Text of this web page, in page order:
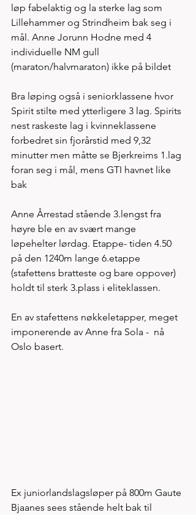
løp fabelaktig og la sterke lag som
Lillehammer og Strindheim bak seg i
mål. Anne Jorunn Hodne med 4
individuelle NM gull
(maraton/halvmaraton) ikke på bildet
Bra løping også i seniorklassene hvor
Spirit stilte med ytterligere 3 lag. Spirits
nest raskeste lag i kvinneklassene
forbedret sin fjorårstid med 9,32
minutter men måtte se Bjerkreims 1.lag
foran seg i mål, mens GTI havnet like
bak
Anne Årrestad stående 3.lengst fra
høyre ble en av svært mange
løpehelter lørdag. Etappe- tiden 4.50
på den 1240m lange 6.etappe
(stafettens bratteste og bare oppover)
holdt til sterk 3.plass i eliteklassen.
En av stafettens nøkkeletapper, meget
imponerende av Anne fra Sola -  nå
Oslo basert.
Ex juniorlandslagsløper på 800m Gaute
Bjaanes sees stående helt bak til